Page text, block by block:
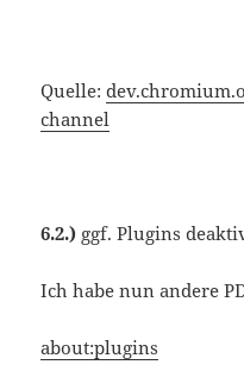
Quelle:
channel
6.2.) ggf. Plugins
Ich habe nun andere
about:plugins